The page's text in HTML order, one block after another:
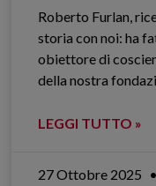
Roberto Furlan,
storia con noi: ha
obiettore di
della nostra
LEGGI TUTTO »
27 Ottobre 2025